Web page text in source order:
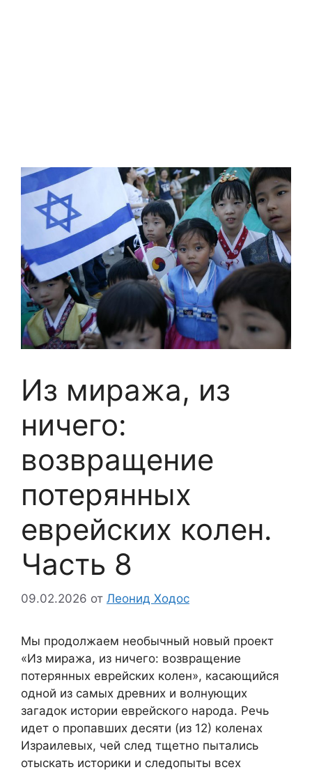
Из миража, из
ничего:
возвращение
потерянных
еврейских колен.
Часть 8
09.02.2026 от Леонид Ходос
Мы продолжаем необычный новый проект
«Из миража, из ничего: возвращение
потерянных еврейских колен», касающийся
одной из самых древних и волнующих
загадок истории еврейского народа. Речь
идет о пропавших десяти (из 12) коленах
Израилевых, чей след тщетно пытались
отыскать историки и следопыты всех